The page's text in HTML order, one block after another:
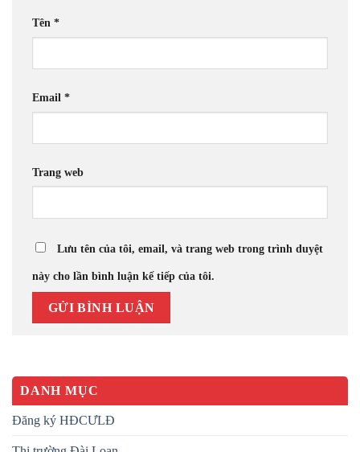
Tên *
Email *
Trang web
Lưu tên của tôi, email, và trang web trong trình duyệt
này cho lần bình luận kế tiếp của tôi.
DANH MỤC
Đăng ký HĐCƯLĐ